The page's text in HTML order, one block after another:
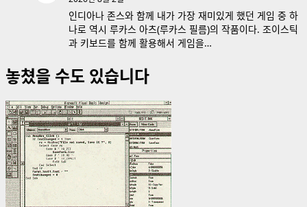
인디아나 존스와 함께 내가 가장 재미있게 했던 게임 중 하
나로 역시 루카스 아츠(루카스 필름)의 작품이다. 조이스틱
과 키보드를 함께 활용해서 게임을…
놓쳤을 수도 있습니다